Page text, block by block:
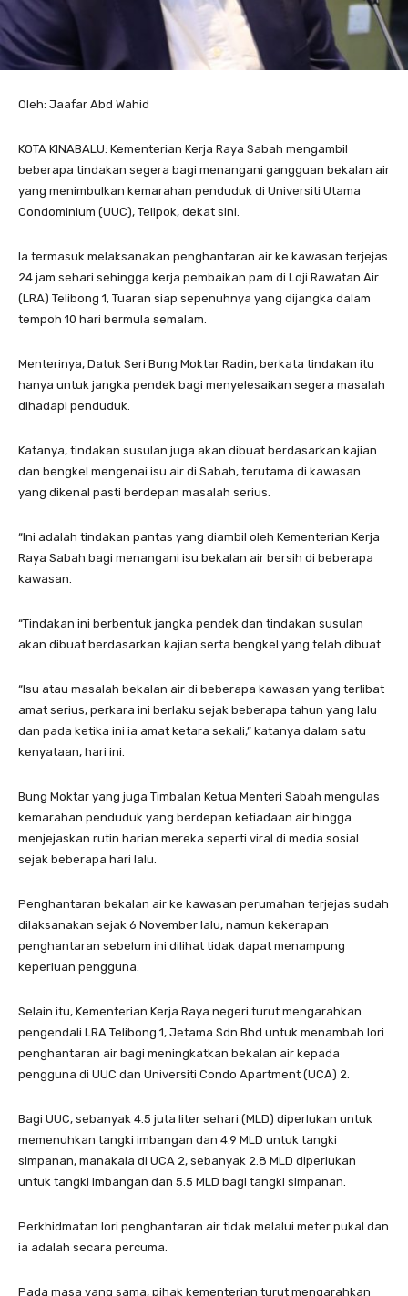
Oleh: Jaafar Abd Wahid
KOTA KINABALU: Kementerian Kerja Raya Sabah mengambil
beberapa tindakan segera bagi menangani gangguan bekalan air
yang menimbulkan kemarahan penduduk di Universiti Utama
Condominium (UUC), Telipok, dekat sini.
Ia termasuk melaksanakan penghantaran air ke kawasan terjejas
24 jam sehari sehingga kerja pembaikan pam di Loji Rawatan Air
(LRA) Telibong 1, Tuaran siap sepenuhnya yang dijangka dalam
tempoh 10 hari bermula semalam.
Menterinya, Datuk Seri Bung Moktar Radin, berkata tindakan itu
hanya untuk jangka pendek bagi menyelesaikan segera masalah
dihadapi penduduk.
Katanya, tindakan susulan juga akan dibuat berdasarkan kajian
dan bengkel mengenai isu air di Sabah, terutama di kawasan
yang dikenal pasti berdepan masalah serius.
“Ini adalah tindakan pantas yang diambil oleh Kementerian Kerja
Raya Sabah bagi menangani isu bekalan air bersih di beberapa
kawasan.
“Tindakan ini berbentuk jangka pendek dan tindakan susulan
akan dibuat berdasarkan kajian serta bengkel yang telah dibuat.
“Isu atau masalah bekalan air di beberapa kawasan yang terlibat
amat serius, perkara ini berlaku sejak beberapa tahun yang lalu
dan pada ketika ini ia amat ketara sekali,” katanya dalam satu
kenyataan, hari ini.
Bung Moktar yang juga Timbalan Ketua Menteri Sabah mengulas
kemarahan penduduk yang berdepan ketiadaan air hingga
menjejaskan rutin harian mereka seperti viral di media sosial
sejak beberapa hari lalu.
Penghantaran bekalan air ke kawasan perumahan terjejas sudah
dilaksanakan sejak 6 November lalu, namun kekerapan
penghantaran sebelum ini dilihat tidak dapat menampung
keperluan pengguna.
Selain itu, Kementerian Kerja Raya negeri turut mengarahkan
pengendali LRA Telibong 1, Jetama Sdn Bhd untuk menambah lori
penghantaran air bagi meningkatkan bekalan air kepada
pengguna di UUC dan Universiti Condo Apartment (UCA) 2.
Bagi UUC, sebanyak 4.5 juta liter sehari (MLD) diperlukan untuk
memenuhkan tangki imbangan dan 4.9 MLD untuk tangki
simpanan, manakala di UCA 2, sebanyak 2.8 MLD diperlukan
untuk tangki imbangan dan 5.5 MLD bagi tangki simpanan.
Perkhidmatan lori penghantaran air tidak melalui meter pukal dan
ia adalah secara percuma.
Pada masa yang sama, pihak kementerian turut mengarahkan